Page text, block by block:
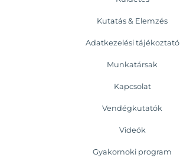
Kutatás & Elemzés
Adatkezelési tájékoztató
Munkatársak
Kapcsolat
Vendégkutatók
Videók
Gyakornoki program